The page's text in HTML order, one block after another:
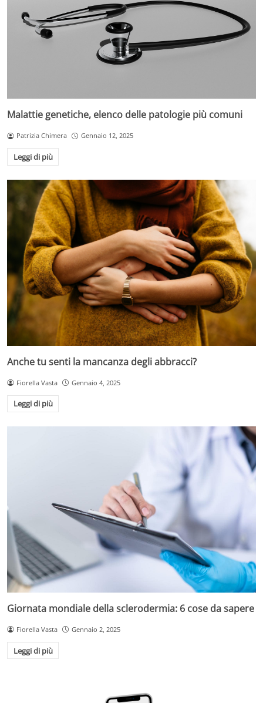
Malattie genetiche, elenco delle patologie più comuni
Patrizia Chimera Gennaio 12, 2025
Leggi di più
Anche tu senti la mancanza degli abbracci?
Fiorella Vasta Gennaio 4, 2025
Leggi di più
Giornata mondiale della sclerodermia: 6 cose da sapere
Fiorella Vasta Gennaio 2, 2025
Leggi di più